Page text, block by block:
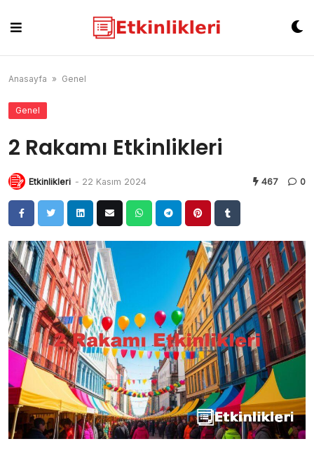
content
Anasayfa » Genel
Genel
2 Rakamı Etkinlikleri
Etkinlikleri - 22 Kasım 2024 467 0